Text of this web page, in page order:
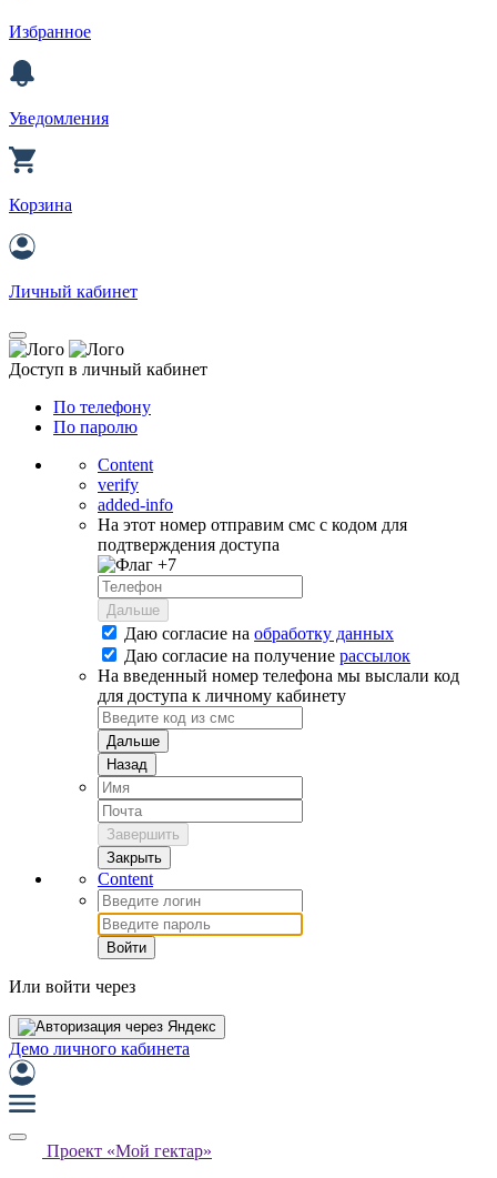
Избранное
Уведомления
Корзина
Личный кабинет
Доступ в личный кабинет
По телефону
По паролю
Content
verify
added-info
На этот номер отправим смс с кодом для
подтверждения доступа
+7
Дальше
Даю согласие на обработку данных
Даю согласие на получение рассылок
На введенный номер телефона мы выслали код
для доступа к личному кабинету
Дальше
Назад
Завершить
Закрыть
Content
Войти
Или войти через
Демо личного кабинета
Проект «Мой гектар»